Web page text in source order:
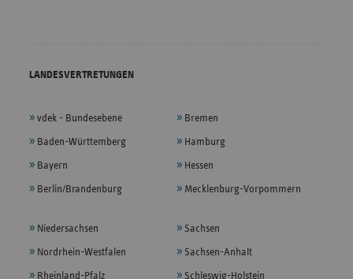
LANDESVERTRETUNGEN
vdek - Bundesebene
Baden-Württemberg
Bayern
Berlin/Brandenburg
Bremen
Hamburg
Hessen
Mecklenburg-Vorpommern
Niedersachsen
Nordrhein-Westfalen
Rheinland-Pfalz
Sachsen
Sachsen-Anhalt
Schleswig-Holstein